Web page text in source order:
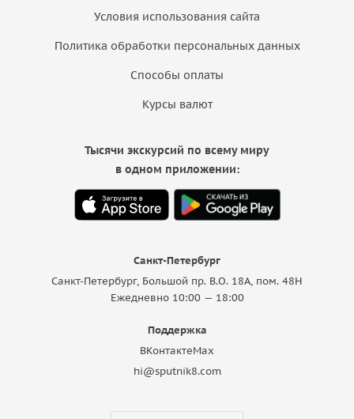
Условия использования сайта
Политика обработки персональных данных
Способы оплаты
Курсы валют
Санкт-Петербург
Санкт-Петербург, Большой пр. В.О. 18A, пом. 48Н
Ежедневно 10:00 — 18:00
Поддержка
ВКонтактеMax
hi@sputnik8.com
Тысячи экскурсий по всему миру
в одном приложении: